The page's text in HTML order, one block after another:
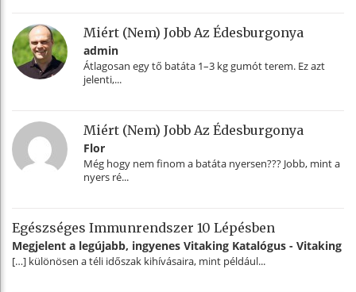
Miért (nem) Jobb Az Édesburgonya
admin
Átlagosan egy tő batáta 1–3 kg gumót terem. Ez azt
jelenti,...
Miért (nem) Jobb Az Édesburgonya
Flor
Még hogy nem finom a batáta nyersen??? Jobb, mint a
nyers ré...
Egészséges Immunrendszer 10 Lépésben
Megjelent a legújabb, ingyenes Vitaking Katalógus - Vitaking
[…] különösen a téli időszak kihívásaira, mint például...